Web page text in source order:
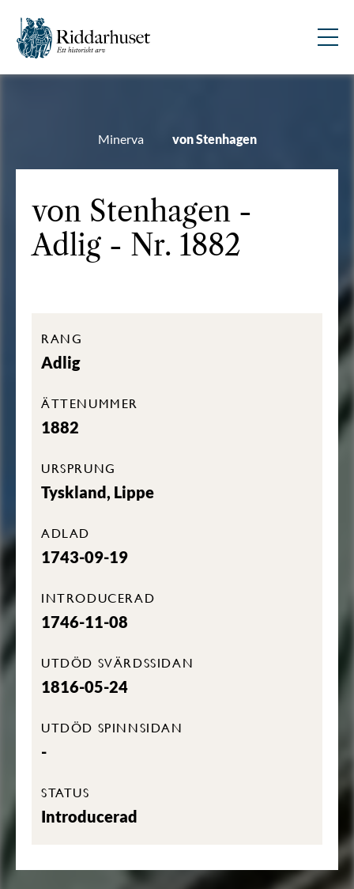
Minerva von Stenhagen
von Stenhagen -
Adlig - Nr. 1882
RANG
Adlig
ÄTTENUMMER
1882
URSPRUNG
Tyskland, Lippe
ADLAD
1743-09-19
INTRODUCERAD
1746-11-08
UTDÖD SVÄRDSSIDAN
1816-05-24
UTDÖD SPINNSIDAN
-
STATUS
Introducerad